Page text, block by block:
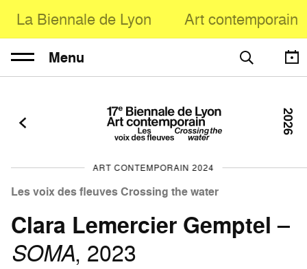
La Biennale de Lyon Art contemporain
Menu
ART CONTEMPORAIN 2024
Les voix des fleuves Crossing the water
Clara Lemercier Gemptel –
SOMA, 2023
2026